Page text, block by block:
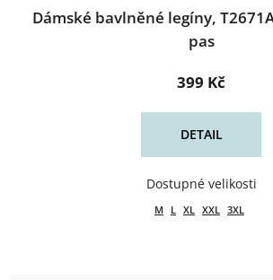
Dámské bavlněné legíny,
pas
399 Kč
DETAIL
M L XL XXL 3XL